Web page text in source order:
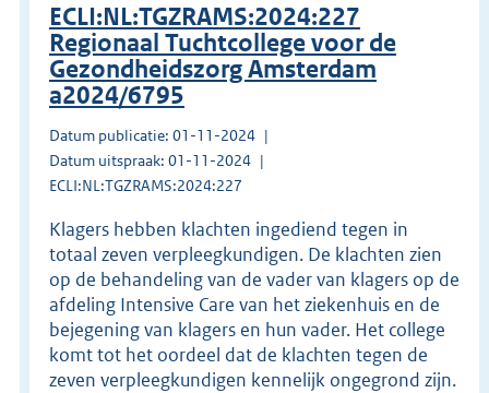
ECLI:NL:TGZRAMS:2024:227
Regionaal Tuchtcollege voor de
Gezondheidszorg Amsterdam
a2024/6795
Datum publicatie: 01-11-2024
Datum uitspraak: 01-11-2024
ECLI:NL:TGZRAMS:2024:227
Klagers hebben klachten ingediend tegen in
totaal zeven verpleegkundigen. De klachten zien
op de behandeling van de vader van klagers op de
afdeling Intensive Care van het ziekenhuis en de
bejegening van klagers en hun vader. Het college
komt tot het oordeel dat de klachten tegen de
zeven verpleegkundigen kennelijk ongegrond zijn.